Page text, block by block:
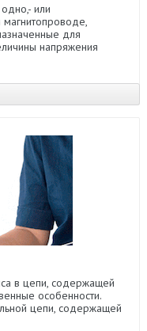
или
для
напряжения
в цепи, содержащей
особенности.
цепи, содержащей